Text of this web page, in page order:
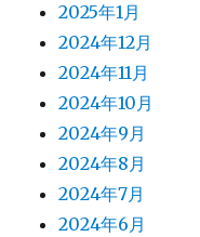
2025年1月
2024年12月
2024年11月
2024年10月
2024年9月
2024年8月
2024年7月
2024年6月